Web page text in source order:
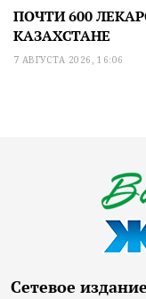
ПОЧТИ 600
КАЗАХСТАНЕ
7 АВГУСТА 2026, 16:06
Сетевое